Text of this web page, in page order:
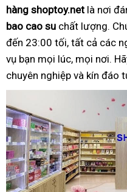
hàng shoptoy.net là nơi
bao cao su chất lượng.
đến 23:00 tối, tất cả các
vụ bạn mọi lúc, mọi nơi.
chuyên nghiệp và kín đáo